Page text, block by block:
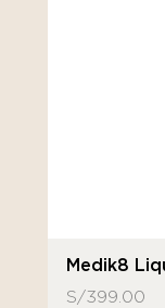
Medik8
S/399.00